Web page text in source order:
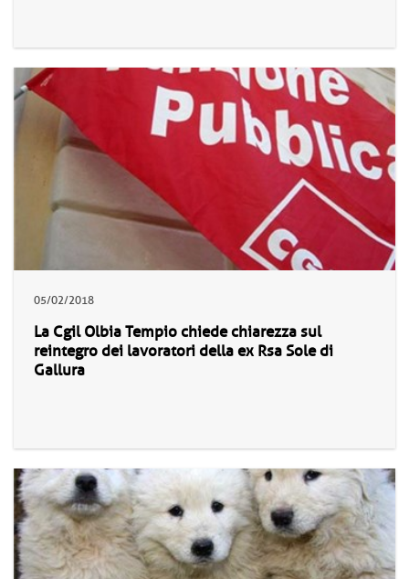
05/02/2018
La Cgil Olbia Tempio chiede chiarezza sul
reintegro dei lavoratori della ex Rsa Sole di
Gallura